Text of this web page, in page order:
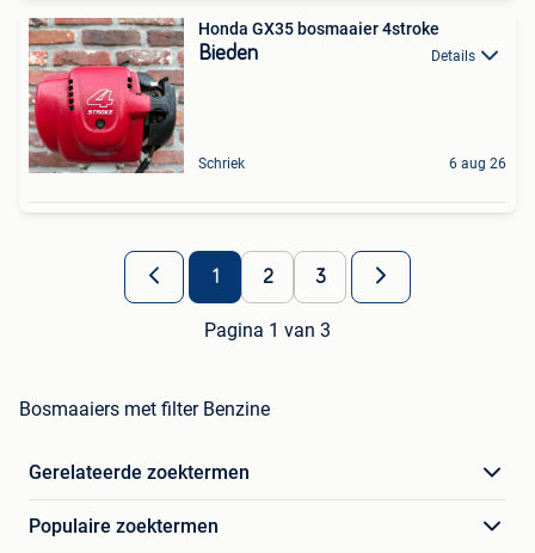
Honda GX35 bosmaaier 4stroke
Bieden Details
Schriek 6 aug 26
1 2 3
Pagina 1 van 3
Bosmaaiers met filter Benzine
Gerelateerde zoektermen
Populaire zoektermen